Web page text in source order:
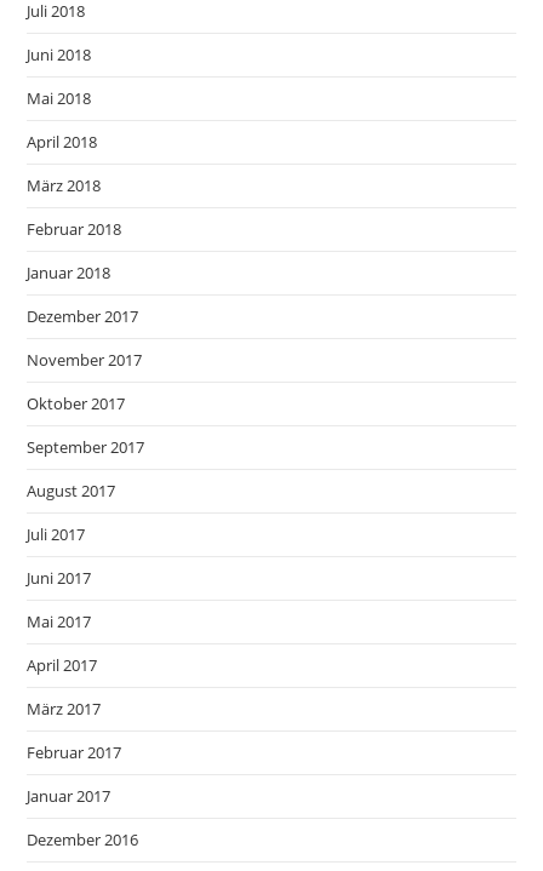
Juli 2018
Juni 2018
Mai 2018
April 2018
März 2018
Februar 2018
Januar 2018
Dezember 2017
November 2017
Oktober 2017
September 2017
August 2017
Juli 2017
Juni 2017
Mai 2017
April 2017
März 2017
Februar 2017
Januar 2017
Dezember 2016